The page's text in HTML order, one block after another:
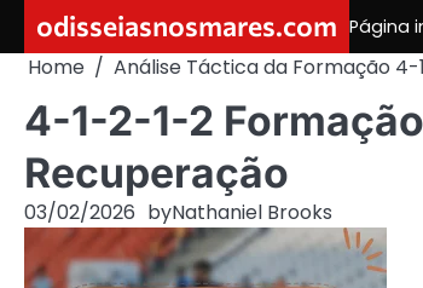
content
odisseiasnosmares.com Página
Home Análise Táctica da Formação 4-
4-1-2-1-2
Recuperação
03/02/2026 byNathaniel Brooks